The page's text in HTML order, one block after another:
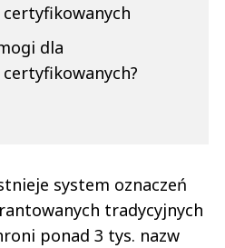
dla
system oznaczeń
tradycyjnych
ponad 3 tys. nazw